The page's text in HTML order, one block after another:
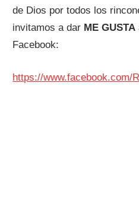
de Dios por todos los
invitamos a dar ME GUSTA
Facebook:
https://www.facebook.com/